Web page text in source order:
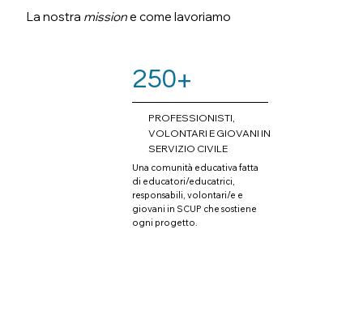
250+
PROFESSIONISTI,
VOLONTARI E GIOVANI IN
SERVIZIO CIVILE
Una comunità educativa fatta
di educatori/educatrici,
responsabili, volontari/e e
giovani in SCUP che sostiene
ogni progetto.
La nostra missione come lavoriamo